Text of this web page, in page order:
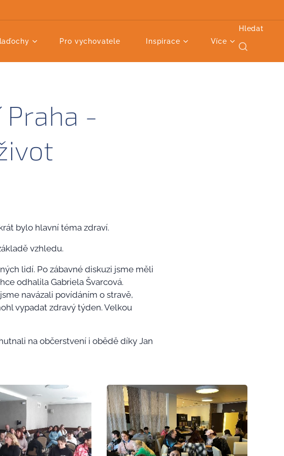
Pro vychovatele Inspirace Více
Hledat
Praha -
bylo hlavní téma zdraví.
vzhledu.
lidí. Po zábavné diskuzi jsme měli
odhalila Gabriela Švarcová.
navázali povídáním o stravě,
vypadat zdravý týden. Velkou
na občerstvení i obědě díky Jan